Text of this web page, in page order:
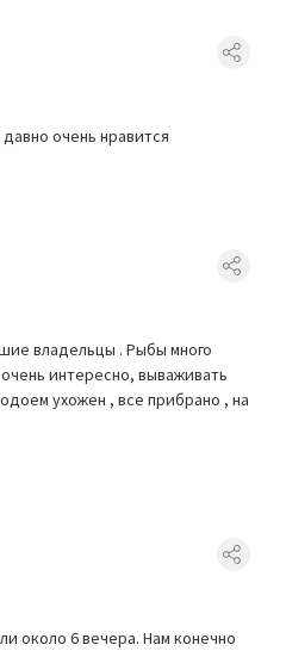
очень нравится
владельцы . Рыбы много
интересно, вываживать
ухожен , все прибрано , на
около 6 вечера. Нам конечно